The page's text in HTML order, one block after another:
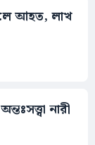
আহত, লাখ
নারী